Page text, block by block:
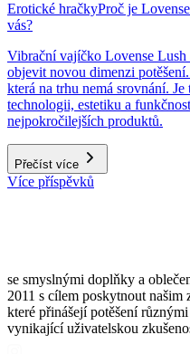
Erotické hračkyProč je
vás?
Vibrační vajíčko Lovense Lush
objevit novou dimenzi
která na trhu nemá srovnání.
technologii, estetiku a
nejpokročilejších produktů.
Přečíst více
Více příspěvků
se smyslnými doplňky a
2011 s cílem poskytnout
které přinášejí potěšení
vynikající uživatelskou